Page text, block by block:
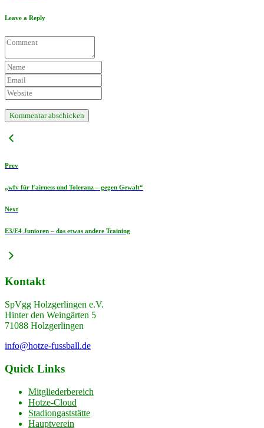
Leave a Reply
Prev
„wfv für Fairness und Toleranz – gegen Gewalt“
Next
E3/E4 Junioren – das etwas andere Training
Kontakt
SpVgg Holzgerlingen e.V.
Hinter den Weingärten 5
71088 Holzgerlingen
info@hotze-fussball.de
Quick Links
Mitgliederbereich
Hotze-Cloud
Stadiongaststätte
Hauptverein